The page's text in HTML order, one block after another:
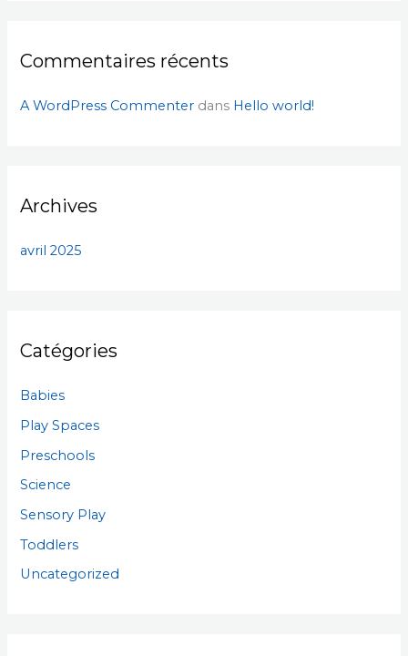
Commentaires récents
A WordPress Commenter dans Hello world!
Archives
avril 2025
Catégories
Babies
Play Spaces
Preschools
Science
Sensory Play
Toddlers
Uncategorized